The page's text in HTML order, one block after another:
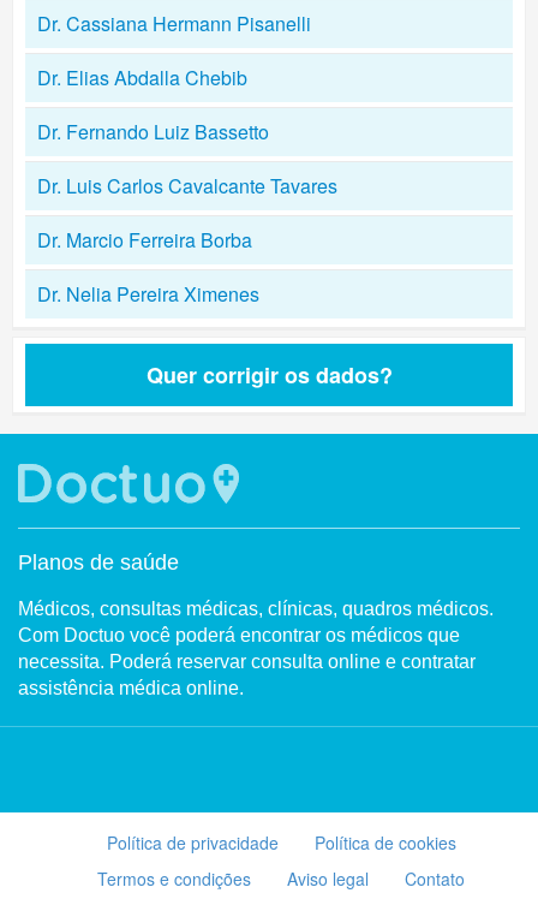
Dr. Cassiana Hermann Pisanelli
Dr. Elias Abdalla Chebib
Dr. Fernando Luiz Bassetto
Dr. Luis Carlos Cavalcante Tavares
Dr. Marcio Ferreira Borba
Dr. Nelia Pereira Ximenes
Quer corrigir os dados?
Planos de saúde
Médicos, consultas médicas, clínicas, quadros médicos.
Com Doctuo você poderá encontrar os médicos que
necessita. Poderá reservar consulta online e contratar
assistência médica online.
Política de privacidade
Política de cookies
Termos e condições
Aviso legal Contato